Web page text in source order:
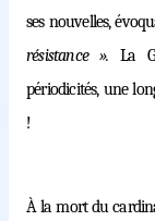
ses nouvelles,
résistance ». La
périodicités, une
!
À la mort du